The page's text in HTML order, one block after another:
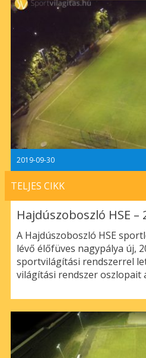
2019-09-30
TELJES CIKK
Hajdúszoboszló HSE –
A Hajdúszoboszló HSE
lévő élőfüves nagypálya új,
sportvilágítási rendszerrel
világítási rendszer oszlopait